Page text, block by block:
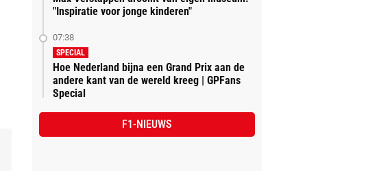
"Inspiratie voor jonge kinderen"
07:38
SPECIAL
Hoe Nederland bijna een Grand Prix aan de
andere kant van de wereld kreeg | GPFans
Special
F1-NIEUWS